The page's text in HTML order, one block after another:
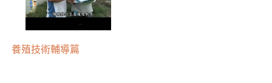
養殖技術輔導篇